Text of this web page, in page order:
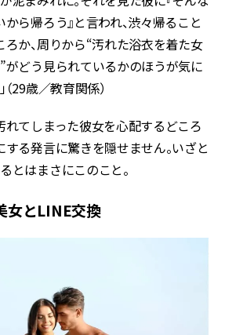
ら帰ろう』と言われ、渋々帰ること
ろか、周りから“汚れた浴衣を着た女
がどう見られているかのほうが気に
29歳／教育関係）
てしまった彼女を心配するどころ
する発言に驚きを隠せません。いざと
とはまさにこのこと。
女とLINE交換